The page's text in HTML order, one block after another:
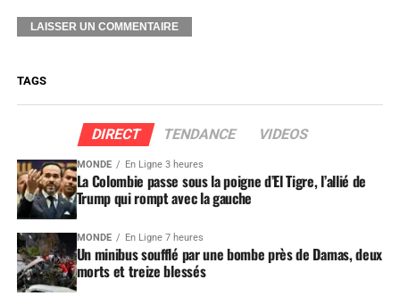
TAGS
DIRECT TENDANCE VIDEOS
MONDE En Ligne 3 heures
La Colombie passe sous la poigne d’El Tigre, l’allié de
Trump qui rompt avec la gauche
MONDE En Ligne 7 heures
Un minibus soufflé par une bombe près de Damas, deux
morts et treize blessés